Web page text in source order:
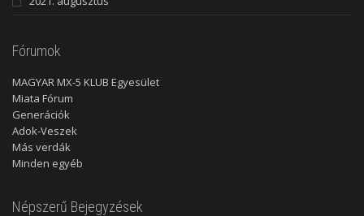
Fórumok
MAGYAR MX-5 KLUB Egyesület
Miata Fórum
Generációk
Adok-Veszek
Más verdák
Minden egyéb
Népszerű Bejegyzések